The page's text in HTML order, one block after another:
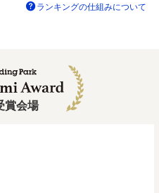
ランキングの仕組みについて
賞会場